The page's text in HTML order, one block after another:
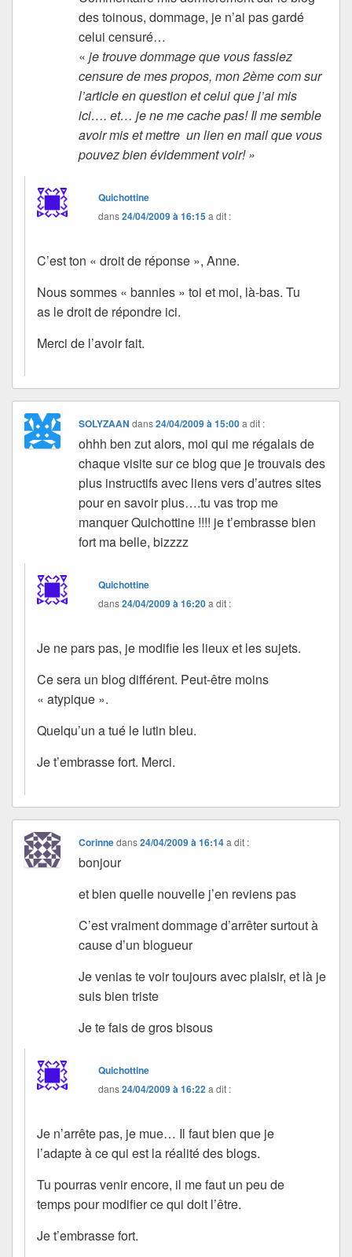
des toinous, dommage, je n’ai pas gardé
celui censuré…
«je trouve dommage que vous fassiez
censure de mes propos, mon 2ème com sur
l’article en question et celui que j’ai mis
ici…. et… je ne me cache pas! Il me semble
avoir mis et mettre un lien en mail que vous
pouvez bien évidemment voir! »
Quichottine
dans24/04/2009 à 16:15a dit :
C’est ton « droit de réponse », Anne.
Nous sommes « bannies » toi et moi, là-bas. Tu
as le droit de répondre ici.
Merci de l’avoir fait.
SOLYZAAN dans24/04/2009 à 15:00 a dit :
ohhh ben zut alors, moi qui me régalais de
chaque visite sur ce blog que je trouvais des
plus instructifs avec liens vers d’autres sites
pour en savoir plus….tu vas trop me
manquer Quichottine !!!! je t’embrasse bien
fort ma belle, bizzzz
Quichottine
dans24/04/2009 à 16:20a dit :
Je ne pars pas, je modifie les lieux et les sujets.
Ce sera un blog différent. Peut-être moins
« atypique ».
Quelqu’un a tué le lutin bleu.
Je t’embrasse fort. Merci.
Corinnedans24/04/2009 à 16:14 a dit :
bonjour
et bien quelle nouvelle j’en reviens pas
C’est vraiment dommage d’arrêter surtout à
cause d’un blogueur
Je venias te voir toujours avec plaisir, et là je
suis bien triste
Je te fais de gros bisous
Quichottine
dans24/04/2009 à 16:22 a dit :
Je n’arrête pas, je mue… Il faut bien que je
l’adapte à ce qui est la réalité des blogs.
Tu pourras venir encore, il me faut un peu de
temps pour modifier ce qui doit l’être.
Je t’embrasse fort.